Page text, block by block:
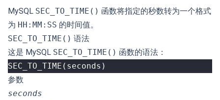
MySQL SEC_TO_TIME() 函数将指定的秒数转为一个格式
为 HH:MM:SS 的时间值。
SEC_TO_TIME() 语法
这是 MySQL SEC_TO_TIME() 函数的语法：
SEC_TO_TIME ( seconds )
参数
seconds